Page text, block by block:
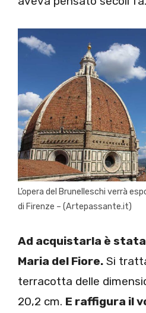
L’opera del Brunelleschi verrà
di Firenze – (Artepassante.it)
Ad acquistarla è stata
Maria del Fiore. Si
terracotta delle
20,2 cm. E raffigura il